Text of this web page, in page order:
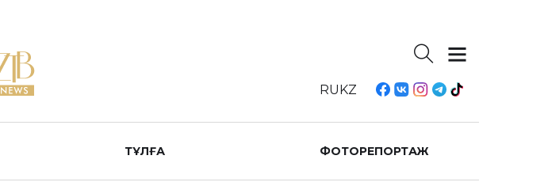
RUKZ
ТҰЛҒА ФОТОРЕПОРТАЖ